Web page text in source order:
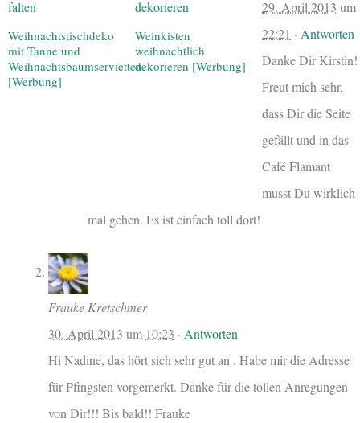
Weihnachtstischdeko
mit Tanne und
Weihnachtsbaumservietten
[Werbung]
Weinkisten
weihnachtlich
dekorieren [Werbung]
29. April 2013 um
22:21 · Antworten
Danke Dir Kirstin!
Freut mich sehr,
dass Dir die Seite
gefällt und in das
Café Flamant
musst Du wirklich
mal gehen. Es ist einfach toll dort!
Frauke Kretschmer
30. April 2013 um 10:23 · Antworten
Hi Nadine, das hört sich sehr gut an . Habe mir die Adresse
für Pfingsten vorgemerkt. Danke für die tollen Anregungen
von Dir!!! Bis bald!! Frauke